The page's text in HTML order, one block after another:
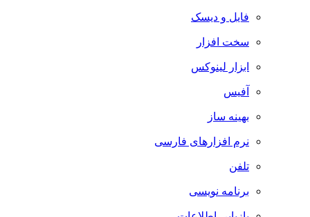
فایل و دیسک
سخت افزار
ابزار لینوکس
آفیس
بهینه ساز
نرم افزارهای فارسی
تلفن
برنامه نویسی